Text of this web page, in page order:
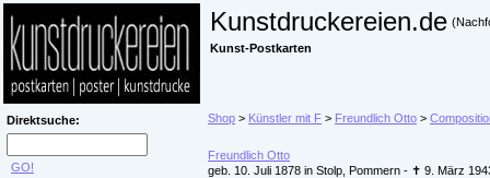
Kunstdruckereien.de
Kunst-Postkarten
Direktsuche:
GO!
Shop > Künstler mit F > Freundlich Otto >
Freundlich Otto
geb. 10. Juli 1878 in Stolp, Pommern - ✝ 9. März